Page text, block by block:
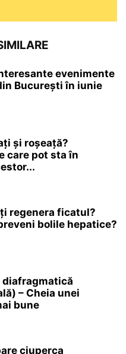
evenimente
București în iunie
și roșeață?
care pot sta în
regenera ficatul?
bolile hepatice?
diafragmatică
– Cheia unei
bune
ciuperca